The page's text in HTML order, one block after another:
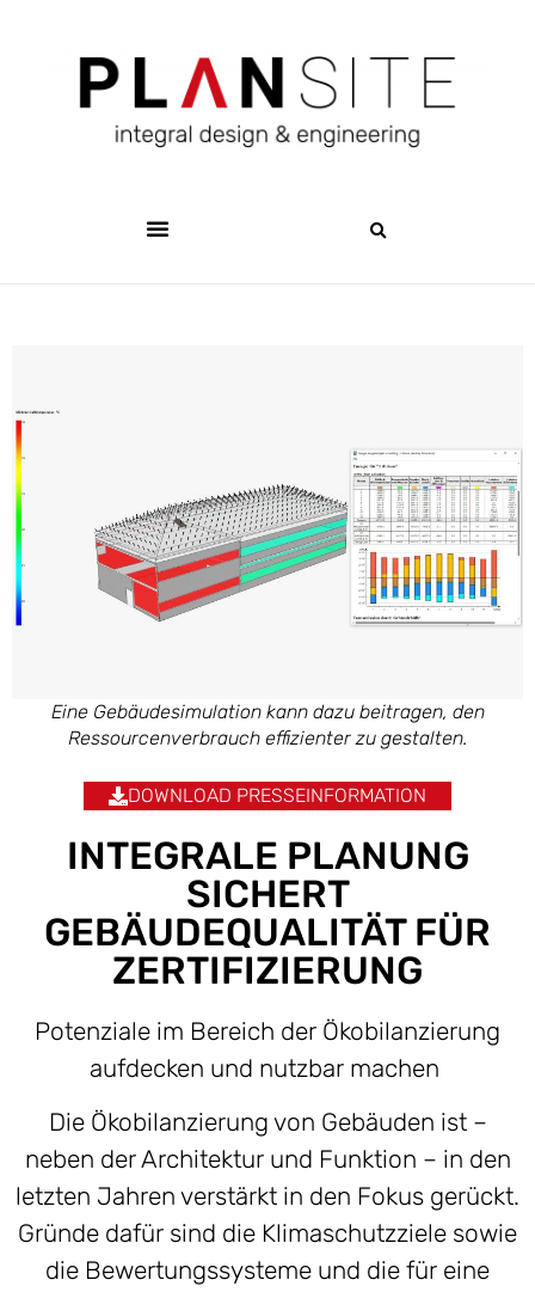
Eine Gebäudesimulation kann dazu beitragen, den
Ressourcenverbrauch effizienter zu gestalten.
DOWNLOAD PRESSEINFORMATION
INTEGRALE PLANUNG
SICHERT
GEBÄUDEQUALITÄT FÜR
ZERTIFIZIERUNG
Potenziale im Bereich der Ökobilanzierung
aufdecken und nutzbar machen
Die Ökobilanzierung von Gebäuden ist –
neben der Architektur und Funktion – in den
letzten Jahren verstärkt in den Fokus gerückt.
Gründe dafür sind die Klimaschutzziele sowie
die Bewertungssysteme und die für eine